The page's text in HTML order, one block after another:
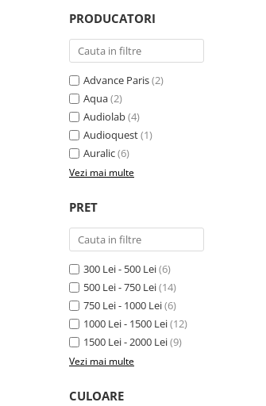
PRODUCATORI
Advance Paris(2)
Aqua(2)
Audiolab(4)
Audioquest(1)
Auralic(6)
Vezi mai multe
PRET
300 Lei - 500 Lei(6)
500 Lei - 750 Lei(14)
750 Lei - 1000 Lei(6)
1000 Lei - 1500 Lei(12)
1500 Lei - 2000 Lei(9)
Vezi mai multe
CULOARE